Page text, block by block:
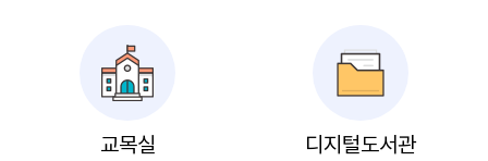
교목실 디지털도서관